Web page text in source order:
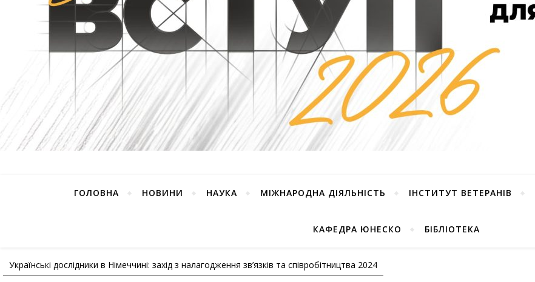
ГОЛОВНА НОВИНИ НАУКА МІЖНАРОДНА ДІЯЛЬНІСТЬ ІНСТИТУТ ВЕТЕРАНІВ
КАФЕДРА ЮНЕСКО БІБЛІОТЕКА
Українські дослідники в Німеччині: захід з налагодження зв’язків та співробітництва 2024